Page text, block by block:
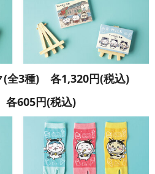
(全3種) 各1,320円(税込)
605円(税込)